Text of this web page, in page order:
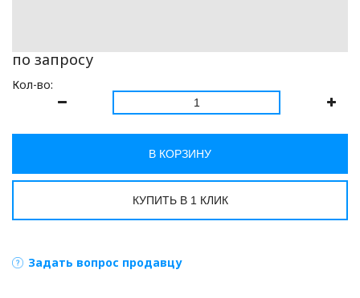
по запросу
Кол-во:
В КОРЗИНУ
КУПИТЬ В 1 КЛИК
Задать вопрос продавцу